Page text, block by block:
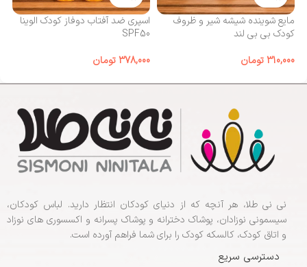
مایع شوینده شیشه شیر و ظروف
کودک بی‌ بی لند
310,000تومان
اسپری ضد آفتاب دوفاز کودک الوینا
SPF50
378,000تومان
نی نی طلا، هر آنچه که از دنیای کودکان انتظار دارید. لباس کودکان،
سیسمونی نوزادان، پوشاک دخترانه و پوشاک پسرانه و اکسسوری های نوزاد
و اتاق کودک، کالسکه کودک را برای شما فراهم آورده است.
دسترسی سریع